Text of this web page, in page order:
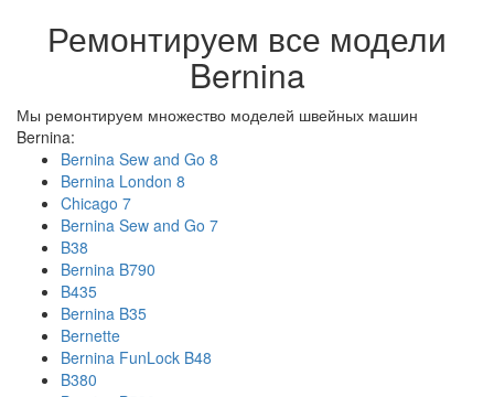
Ремонтируем все модели
Bernina
Мы ремонтируем множество моделей швейных машин
Bernina:
Bernina Sew and Go 8
Bernina London 8
Chicago 7
Bernina Sew and Go 7
B38
Bernina B790
B435
Bernina B35
Bernette
Bernina FunLock B48
B380